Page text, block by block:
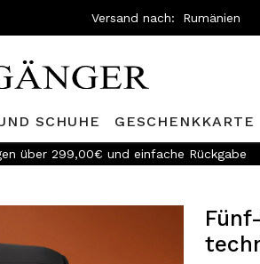
Versand nach:
SCHUHE GESCHENKKARTE
über 299,00€ und einfache Rückgabe